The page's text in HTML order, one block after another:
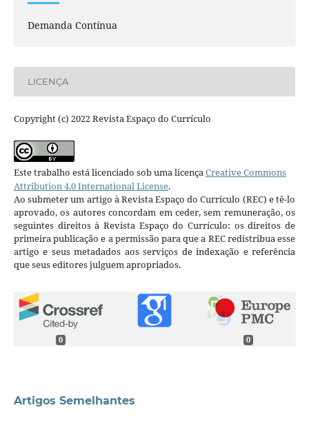
Demanda Contínua
LICENÇA
Copyright (c) 2022 Revista Espaço do Currículo
Este trabalho está licenciado sob uma licença Creative Commons
Attribution 4.0 International License.
Ao submeter um artigo à Revista Espaço do Currículo (REC) e tê-lo
aprovado, os autores concordam em ceder, sem remuneração, os
seguintes direitos à Revista Espaço do Currículo: os direitos de
primeira publicação e a permissão para que a REC redistribua esse
artigo e seus metadados aos serviços de indexação e referência
que seus editores julguem apropriados.
0 0
Artigos Semelhantes